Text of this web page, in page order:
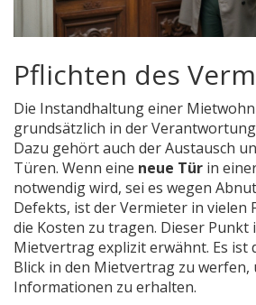
Pflichten des
Die Instandhaltung einer
grundsätzlich in der
Dazu gehört auch der Austausch
Türen. Wenn eine neue Tür in
notwendig wird, sei es wegen
Defekts, ist der Vermieter in vielen
die Kosten zu tragen. Dieser Punkt
Mietvertrag explizit erwähnt. Es ist
Blick in den Mietvertrag zu werfen,
Informationen zu erhalten.